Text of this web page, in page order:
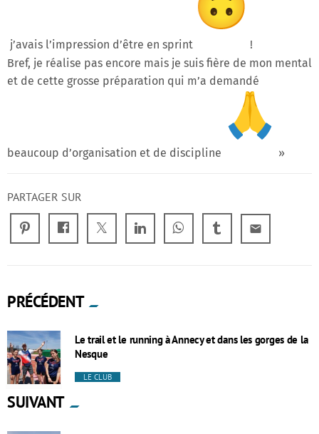
j’avais l’impression d’être en sprint
!
Bref, je réalise pas encore mais je suis fière de mon mental
et de cette grosse préparation qui m’a demandé
beaucoup d’organisation et de discipline »
PARTAGER SUR
email
PRÉCÉDENT
Le trail et le running à Annecy et dans les gorges de la
Nesque
LE CLUB
SUIVANT